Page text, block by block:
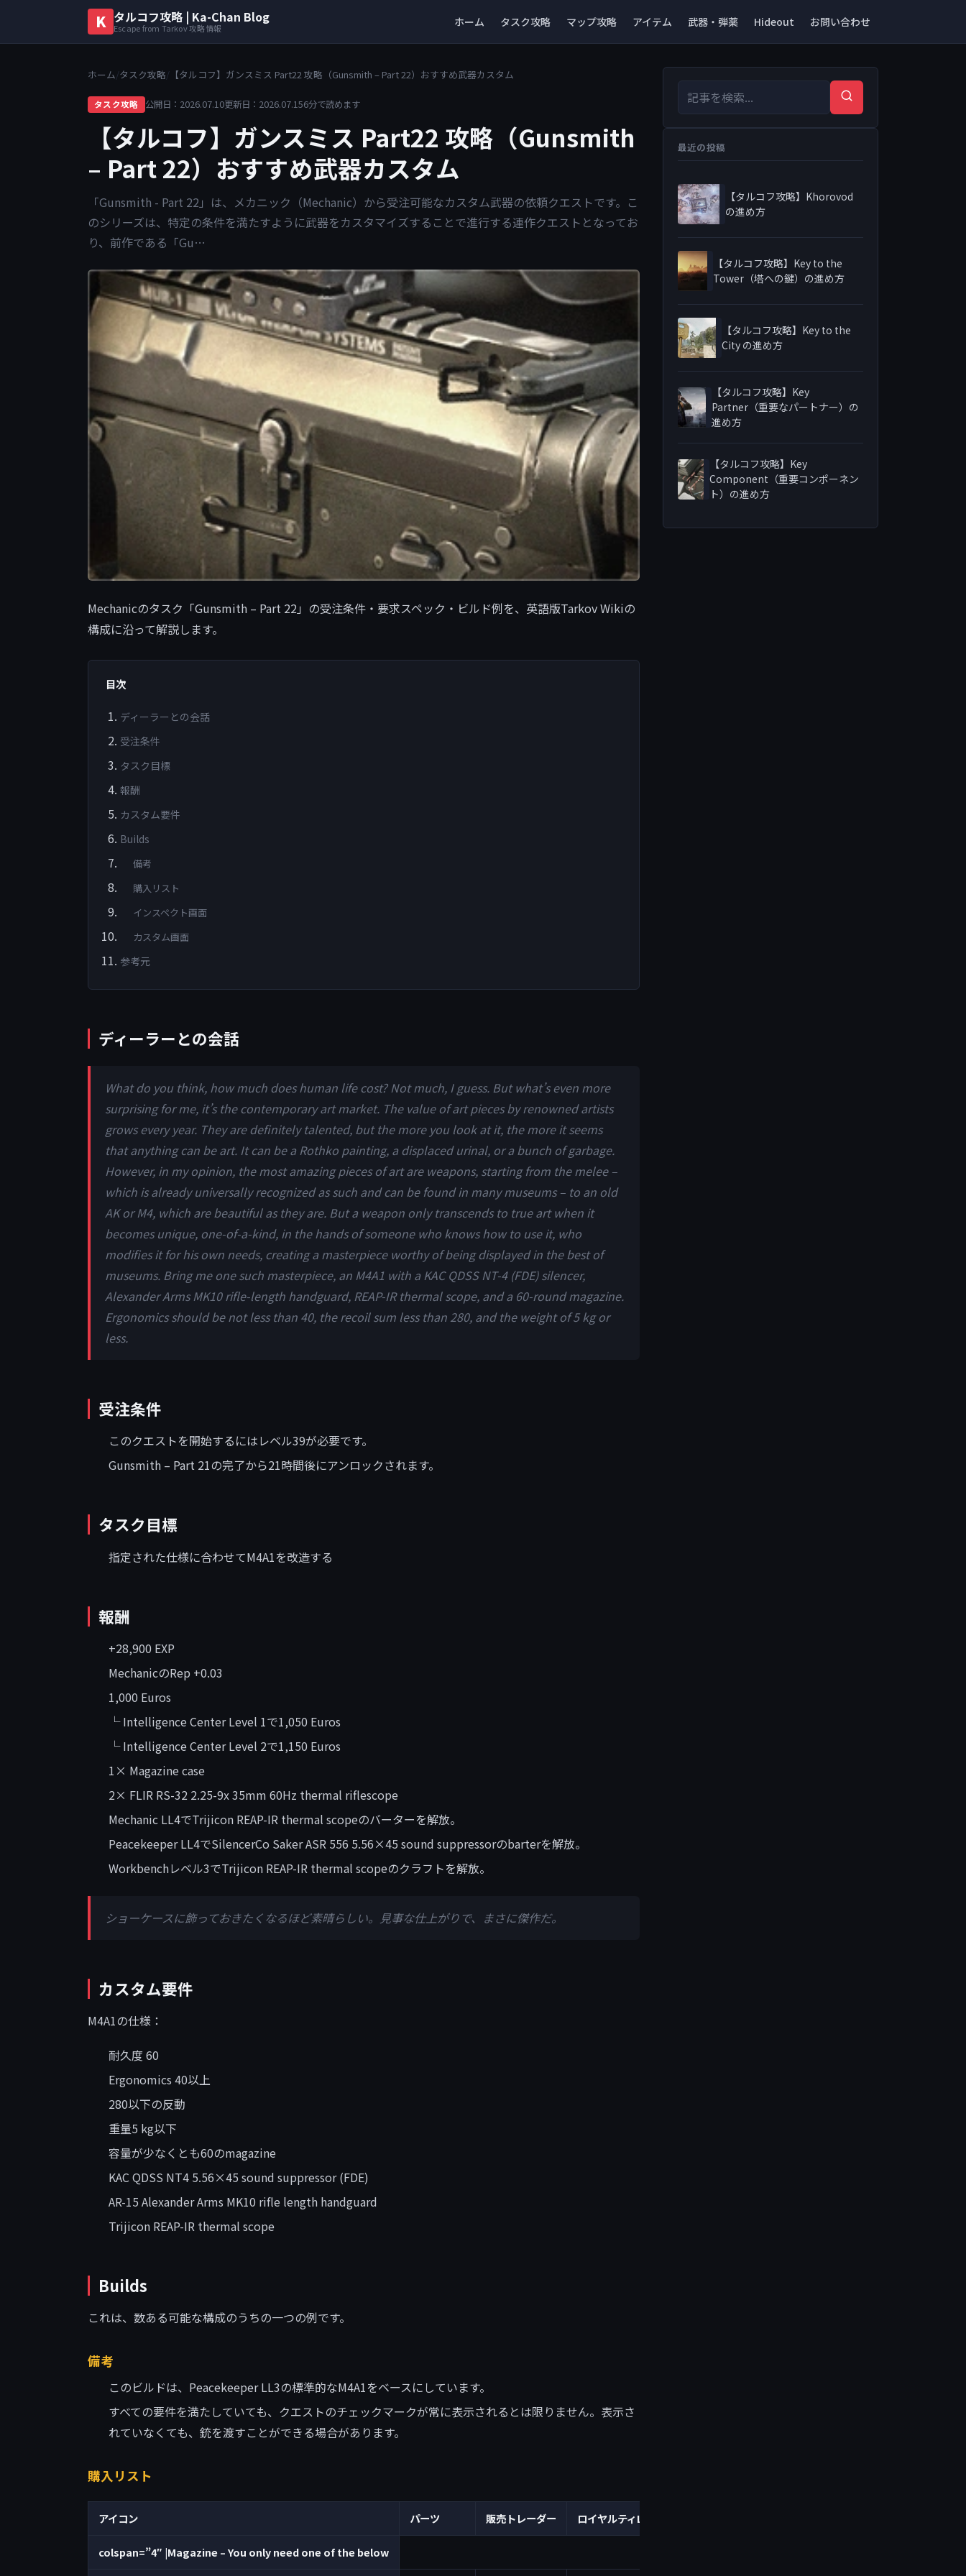
K タルコフ攻略 | Ka-Chan Blog
Escape from Tarkov 攻略情報 ホーム タスク攻略 マップ攻略 アイテム 武器・弾薬 Hideout お問い合わせ
ホーム/タスク攻略/ 【タルコフ】ガンスミス Part22 攻略（Gunsmith – Part 22）おすすめ武器カスタム
タスク攻略 公開日：2026.07.10更新日：2026.07.156分で読めます
【タルコフ】ガンスミス Part22 攻略（Gunsmith
– Part 22）おすすめ武器カスタム
「Gunsmith - Part 22」は、メカニック（Mechanic）から受注可能なカスタム武器の依頼クエストです。こ
のシリーズは、特定の条件を満たすように武器をカスタマイズすることで進行する連作クエストとなってお
り、前作である「Gu…
Mechanicのタスク「Gunsmith – Part 22」の受注条件・要求スペック・ビルド例を、英語版Tarkov Wikiの
構成に沿って解説します。
目次
ディーラーとの会話
受注条件
タスク目標
報酬
カスタム要件
Builds
備考
購入リスト
インスペクト画面
カスタム画面
参考元
ディーラーとの会話
What do you think, how much does human life cost? Not much, I guess. But what’s even more
surprising for me, it’s the contemporary art market. The value of art pieces by renowned artists
grows every year. They are definitely talented, but the more you look at it, the more it seems
that anything can be art. It can be a Rothko painting, a displaced urinal, or a bunch of garbage.
However, in my opinion, the most amazing pieces of art are weapons, starting from the melee –
which is already universally recognized as such and can be found in many museums – to an old
AK or M4, which are beautiful as they are. But a weapon only transcends to true art when it
becomes unique, one-of-a-kind, in the hands of someone who knows how to use it, who
modifies it for his own needs, creating a masterpiece worthy of being displayed in the best of
museums. Bring me one such masterpiece, an M4A1 with a KAC QDSS NT-4 (FDE) silencer,
Alexander Arms MK10 rifle-length handguard, REAP-IR thermal scope, and a 60-round magazine.
Ergonomics should be not less than 40, the recoil sum less than 280, and the weight of 5 kg or
less.
受注条件
このクエストを開始するにはレベル39が必要です。
Gunsmith – Part 21の完了から21時間後にアンロックされます。
タスク目標
指定された仕様に合わせてM4A1を改造する
報酬
+28,900 EXP
MechanicのRep +0.03
1,000 Euros
└ Intelligence Center Level 1で1,050 Euros
└ Intelligence Center Level 2で1,150 Euros
1× Magazine case
2× FLIR RS-32 2.25-9x 35mm 60Hz thermal riflescope
Mechanic LL4でTrijicon REAP-IR thermal scopeのバーターを解放。
Peacekeeper LL4でSilencerCo Saker ASR 556 5.56×45 sound suppressorのbarterを解放。
Workbenchレベル3でTrijicon REAP-IR thermal scopeのクラフトを解放。
ショーケースに飾っておきたくなるほど素晴らしい。見事な仕上がりで、まさに傑作だ。
カスタム要件
M4A1の仕様：
耐久度 60
Ergonomics 40以上
280以下の反動
重量5 kg以下
容量が少なくとも60のmagazine
KAC QDSS NT4 5.56×45 sound suppressor (FDE)
AR-15 Alexander Arms MK10 rifle length handguard
Trijicon REAP-IR thermal scope
Builds
これは、数ある可能な構成のうちの一つの例です。
備考
このビルドは、Peacekeeper LL3の標準的なM4A1をベースにしています。
すべての要件を満たしていても、クエストのチェックマークが常に表示されるとは限りません。表示さ
れていなくても、銃を渡すことができる場合があります。
購入リスト
アイコン パーツ 販売トレーダー ロイヤルティLv
colspan=”4″ |Magazine – You only need one of the below
検索キーワード
最近の投稿
【タルコフ攻略】Khorovod
の進め方
【タルコフ攻略】Key to the
Tower（塔への鍵）の進め方
【タルコフ攻略】Key to the
City の進め方
【タルコフ攻略】Key
Partner（重要なパートナー）の
進め方
【タルコフ攻略】Key
Component（重要コンポーネン
ト）の進め方